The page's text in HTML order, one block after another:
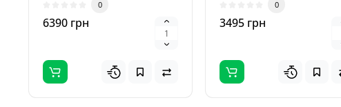
быстрого демонтажа ш..
0
6390 грн
эффективное устройство ..
0
3495 грн